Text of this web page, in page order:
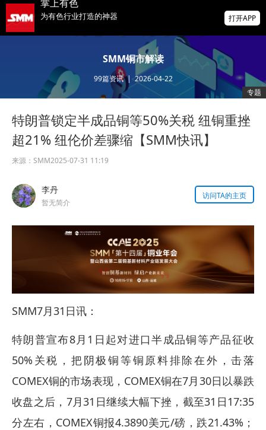
爆冷！美国7月非农就业人数意外减少2.3万
非农爆冷打击加息预期，美股高开，光通信
概念股普涨，现货黄金突破4350
北京楼市新政：非京籍五环内社保满1年即可
购房 适度提高公积金最高贷款额度
打开APP
SMM铜市解读
99篇资讯|2026-04-22
专题
特朗普锁定半成品铜等50%关税 纽铜重挫
超21% 纽伦价差骤缩【SMM快讯】
来源： SMM2025-07-31 11:19
李丹
暂无简介
访问TA的主页
SMM7月31日讯：
特朗普宣布8月1日起对进口半成品铜等产品征收
50%关税，把阴极铜等铜原料排除在外，击落
COMEX铜的市场表现，COMEX铜在7月30日以暴跌
收盘之后，7月31日继续大幅下挫，截至31日17:35
分左右，COMEX铜报4.3890美元/磅，跌21.43%；